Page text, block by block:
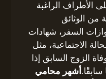
الأطراف الراغبة
من الوثائق
السفر، شهادات
الاجتماعية، مثل
الزوج السابق إذا
أشهر محامي